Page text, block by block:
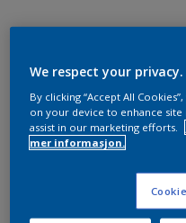
We respect your privacy.
By clicking “Accept All
on your device to enhance site
assist in our marketing efforts.
mer informasjon.